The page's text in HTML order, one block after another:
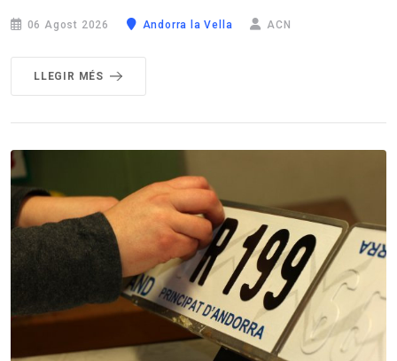
06 Agost 2026 Andorra la Vella ACN
LLEGIR MÉS